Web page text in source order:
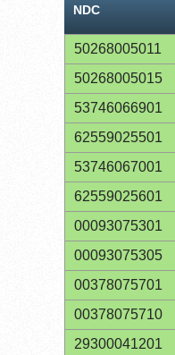
NDC
50268005011
50268005015
53746066901
62559025501
53746067001
62559025601
00093075301
00093075305
00378075701
00378075710
29300041201